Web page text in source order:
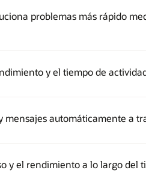
problemas más rápido
y el tiempo de
mensajes automáticamente a
y el rendimiento a lo largo del